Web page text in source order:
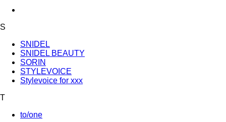
S
SNIDEL
SNIDEL BEAUTY
SORIN
STYLEVOICE
Stylevoice for xxx
T
to/one